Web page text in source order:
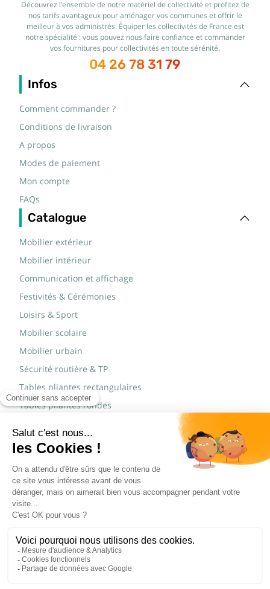
Découvrez l’ensemble de notre matériel de collectivité et profitez de
nos tarifs avantageux pour aménager vos communes et offrir le
meilleur à vos administrés. Équiper les collectivités de France est
notre spécialité : vous pouvez nous faire confiance et commander
vos fournitures pour collectivités en toute sérénité.
04 26 78 31 79
Infos
Comment commander ?
Conditions de livraison
A propos
Modes de paiement
Mon compte
FAQs
Catalogue
Mobilier extérieur
Mobilier intérieur
Communication et affichage
Festivités & Cérémonies
Loisirs & Sport
Mobilier scolaire
Mobilier urbain
Sécurité routière & TP
Tables pliantes rectangulaires
Tables pliantes rondes
Marques
JAD Groupe
Procity®
© Copyright 2015 - 2026,